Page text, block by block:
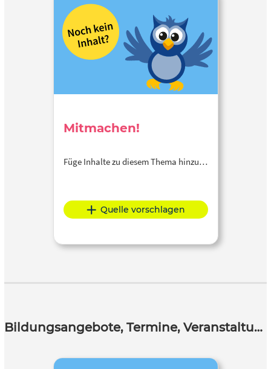
Mitmachen!
Füge Inhalte zu diesem Thema hinzu…
Quelle vorschlagen
Bildungsangebote, Termine, Veranstaltungen